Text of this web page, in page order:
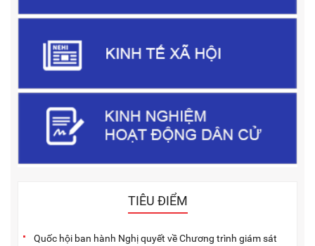
TIÊU ĐIỂM
Quốc hội ban hành Nghị quyết về Chương trình giám sát